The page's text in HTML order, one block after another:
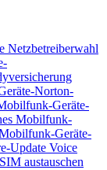
Netzbetreiberwahl
Norton-
Geräte-
Mobilfunk-
Geräte-
Update Voice
austauschen